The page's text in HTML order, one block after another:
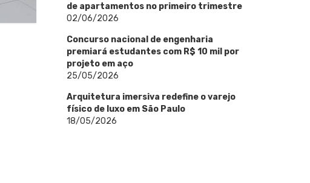
de apartamentos no primeiro trimestre
02/06/2026
Concurso nacional de engenharia
premiará estudantes com R$ 10 mil por
projeto em aço
25/05/2026
Arquitetura imersiva redefine o varejo
físico de luxo em São Paulo
18/05/2026